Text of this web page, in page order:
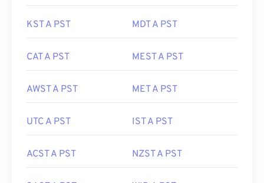
KST A PST MDT A PST
CAT A PST MEST A PST
AWST A PST MET A PST
UTC A PST IST A PST
ACST A PST NZST A PST